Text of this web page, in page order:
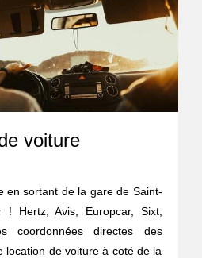
voiture
en sortant de la gare de Saint-
! Hertz, Avis, Europcar, Sixt,
coordonnées directes des
location de voiture à coté de la